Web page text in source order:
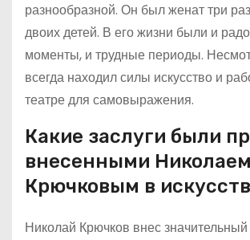
разнообразной. Он был женат три
двоих детей. В его жизни были и
моменты, и трудные периоды.
всегда находил силы искусство и
театре для самовыражения.
Какие заслуги были
внесенными Николаем
Крючковым в
Николай Крючков внес